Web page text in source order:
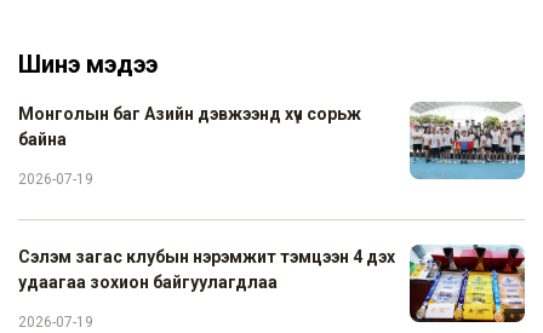
Шинэ мэдээ
Монголын баг Азийн дэвжээнд хүч сорьж
байна
2026-07-19
Сэлэм загас клубын нэрэмжит тэмцээн 4 дэх
удаагаа зохион байгуулагдлаа
2026-07-19